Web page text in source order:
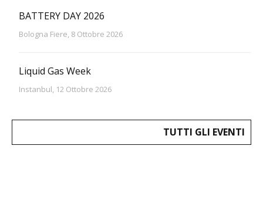
BATTERY DAY 2026
Bologna Fiere, 8 Ottobre 2026
Liquid Gas Week
Instanbul, 12 Ottobre 2026
TUTTI GLI EVENTI